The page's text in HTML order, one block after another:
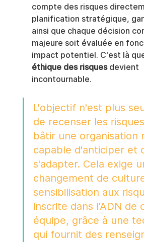
compte des risques
planification stratégique,
ainsi que chaque décision
majeure soit évaluée en
impact potentiel. C'est là
éthique des risques devient
incontournable.
L'objectif n'est plus
de recenser les
bâtir une organisation
capable d'anticiper et
s'adapter. Cela exige
changement de
sensibilisation aux
inscrite dans l'ADN de
équipe, grâce à une
qui fournit des